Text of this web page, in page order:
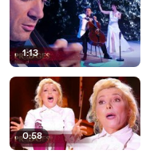
1:13
0:58